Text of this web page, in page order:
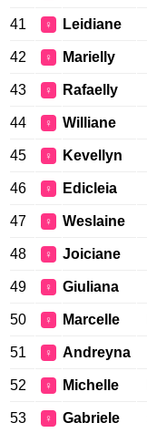
41 ♀ Leidiane
42 ♀ Marielly
43 ♀ Rafaelly
44 ♀ Williane
45 ♀ Kevellyn
46 ♀ Edicleia
47 ♀ Weslaine
48 ♀ Joiciane
49 ♀ Giuliana
50 ♀ Marcelle
51 ♀ Andreyna
52 ♀ Michelle
53 ♀ Gabriele